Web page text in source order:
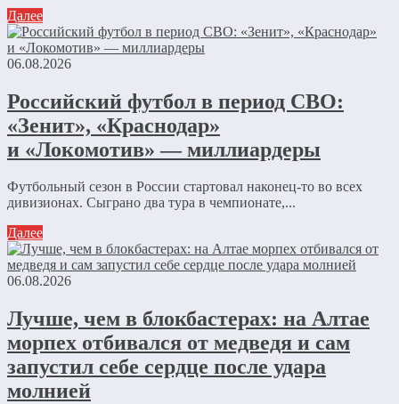
Далее
06.08.2026
Российский футбол в период СВО:
«Зенит», «Краснодар»
и «Локомотив» — миллиардеры
Футбольный сезон в России стартовал наконец-то во всех
дивизионах. Сыграно два тура в чемпионате,...
Далее
06.08.2026
Лучше, чем в блокбастерах: на Алтае
морпех отбивался от медведя и сам
запустил себе сердце после удара
молнией